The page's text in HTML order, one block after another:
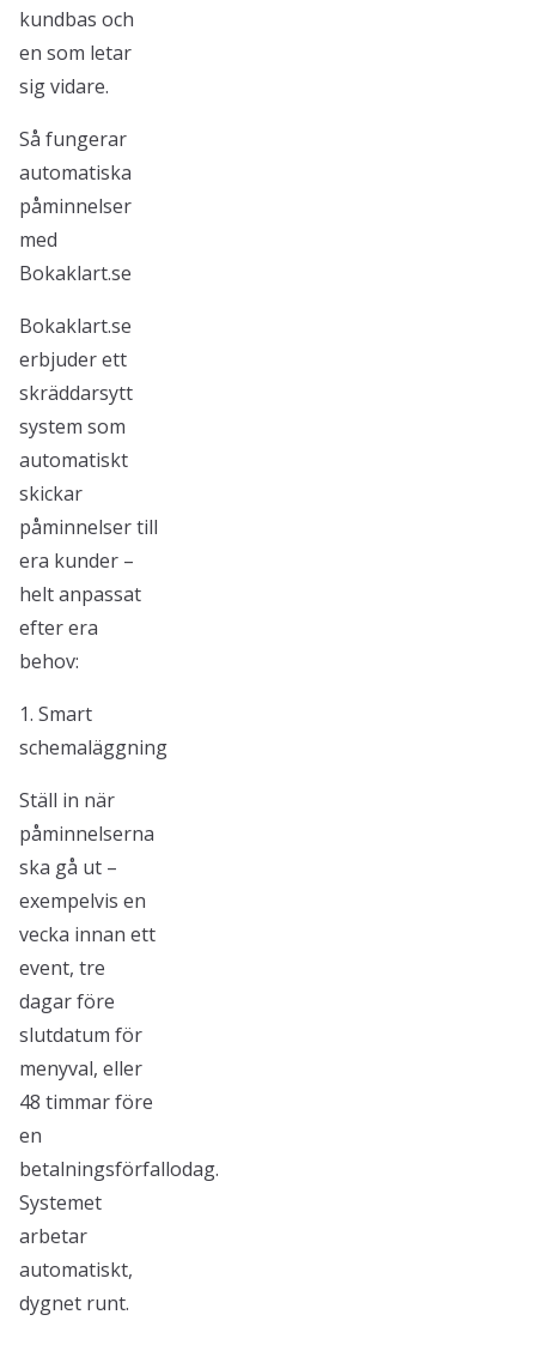
kundbas och
en som letar
sig vidare.
Så fungerar
automatiska
påminnelser
med
Bokaklart.se
Bokaklart.se
erbjuder ett
skräddarsytt
system som
automatiskt
skickar
påminnelser till
era kunder –
helt anpassat
efter era
behov:
1. Smart
schemaläggning
Ställ in när
påminnelserna
ska gå ut –
exempelvis en
vecka innan ett
event, tre
dagar före
slutdatum för
menyval, eller
48 timmar före
en
betalningsförfallodag.
Systemet
arbetar
automatiskt,
dygnet runt.